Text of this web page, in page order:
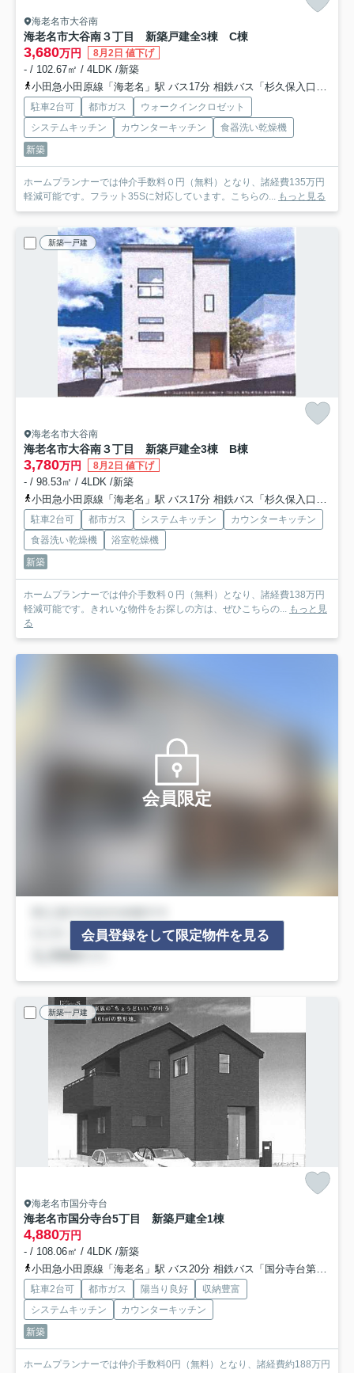
海老名市大谷南
海老名市大谷南３丁目 新築戸建全3棟 C棟
3,680万円 8月2日 値下げ
- / 102.67㎡ / 4LDK /新築
小田急小田原線「海老名」駅 バス17分 相鉄バス「杉久保入口」 停歩6分
駐車2台可 都市ガス
ウォークインクロゼット
システムキッチン
カウンターキッチン
食器洗い乾燥機
新築
ホームプランナーでは仲介手数料０円（無料）となり、諸経費135万円
軽減可能です。フラット35Sに対応しています。こちらの...
もっと見る
新築一戸建
海老名市大谷南
海老名市大谷南３丁目 新築戸建全3棟 B棟
3,780万円 8月2日 値下げ
- / 98.53㎡ / 4LDK /新築
小田急小田原線「海老名」駅 バス17分 相鉄バス「杉久保入口」 停歩6分
駐車2台可 都市ガス システムキッチン
カウンターキッチン
食器洗い乾燥機
浴室乾燥機
新築
ホームプランナーでは仲介手数料０円（無料）となり、諸経費138万円
軽減可能です。きれいな物件をお探しの方は、ぜひこちらの...
もっと見
る
会員限定
会員登録をして限定物件を見る
新築一戸建
海老名市国分寺台
海老名市国分寺台5丁目 新築戸建全1棟
4,880万円
- / 108.06㎡ / 4LDK /新築
小田急小田原線「海老名」駅 バス20分 相鉄バス「国分寺台第１０」 停歩2分
駐車2台可 都市ガス 陽当り良好
収納豊富
システムキッチン
カウンターキッチン
新築
ホームプランナーでは仲介手数料0円（無料）となり、諸経費約188万円